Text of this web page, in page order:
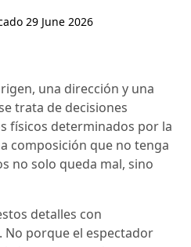
29 June 2026
una dirección y una
trata de decisiones
físicos determinados por la
composición que no tenga
no solo queda mal, sino
detalles con
porque el espectador